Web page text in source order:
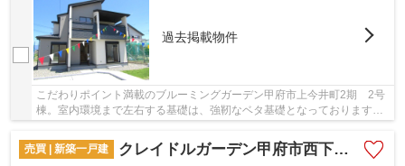
過去掲載物件
こだわりポイント満載のブルーミングガーデン甲府市上今井町2期 2号
棟。室内環境まで左右する基礎は、強靭なベタ基礎となっております。
売買 | 新築一戸建
クレイドルガーデン甲府市西下条町第1 1号棟